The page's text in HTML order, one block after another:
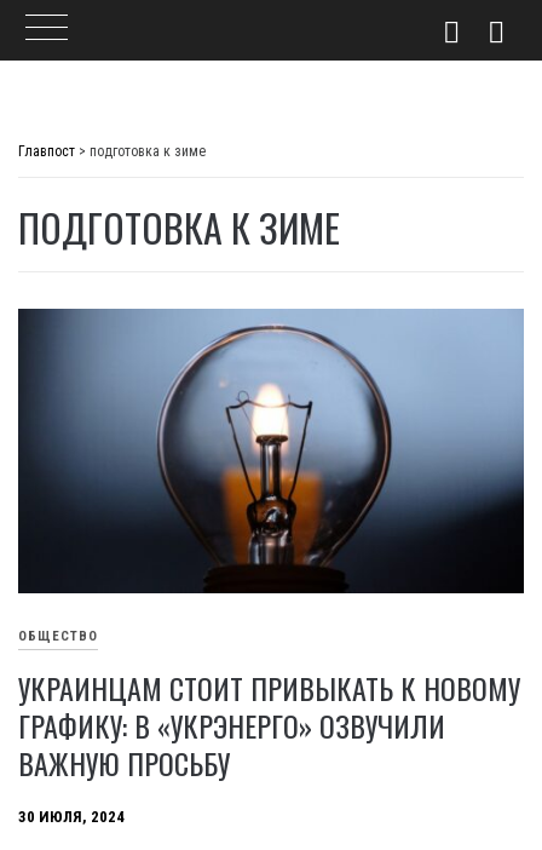
Главпост > подготовка к зиме
ПОДГОТОВКА К ЗИМЕ
ОБЩЕСТВО
УКРАИНЦАМ СТОИТ ПРИВЫКАТЬ К НОВОМУ
ГРАФИКУ: В «УКРЭНЕРГО» ОЗВУЧИЛИ
ВАЖНУЮ ПРОСЬБУ
30 ИЮЛЯ, 2024